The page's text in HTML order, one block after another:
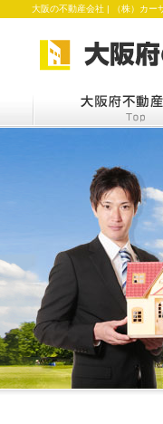
大阪の不動産会社 | （株）カー